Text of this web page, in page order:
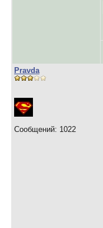
Pravda
Сообщений: 1022